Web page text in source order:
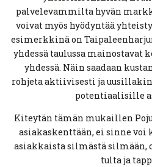
palvelevammilta hyvän
voivat myös hyödyntää
esimerkkinä on
yhdessä taulussa
yhdessä. Näin saadaan
rohjeta aktiivisesti ja
potentiaalisille
Kiteytän tämän mukaillen
asiakaskenttään, ei sinne voi
asiakkaista silmästä
tulta ja